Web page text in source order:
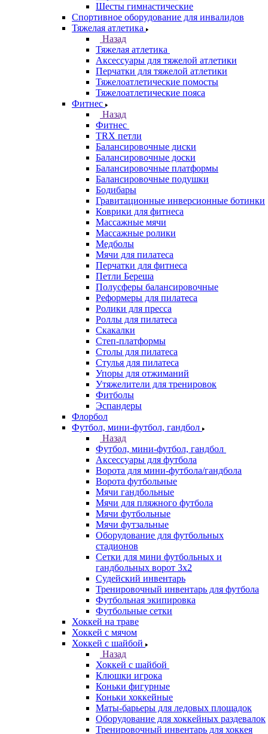
Шесты гимнастические
Спортивное оборудование для инвалидов
Тяжелая атлетика
Назад
Тяжелая атлетика
Аксессуары для тяжелой атлетики
Перчатки для тяжелой атлетики
Тяжелоатлетические помосты
Тяжелоатлетические пояса
Фитнес
Назад
Фитнес
TRX петли
Балансировочные диски
Балансировочные доски
Балансировочные платформы
Балансировочные подушки
Бодибары
Гравитационные инверсионные ботинки
Коврики для фитнеса
Массажные мячи
Массажные ролики
Медболы
Мячи для пилатеса
Перчатки для фитнеса
Петли Береша
Полусферы балансировочные
Реформеры для пилатеса
Ролики для пресса
Роллы для пилатеса
Скакалки
Степ-платформы
Столы для пилатеса
Стулья для пилатеса
Упоры для отжиманий
Утяжелители для тренировок
Фитболы
Эспандеры
Флорбол
Футбол, мини-футбол, гандбол
Назад
Футбол, мини-футбол, гандбол
Аксессуары для футбола
Ворота для мини-футбола/гандбола
Ворота футбольные
Мячи гандбольные
Мячи для пляжного футбола
Мячи футбольные
Мячи футзальные
Оборудование для футбольных
стадионов
Сетки для мини футбольных и
гандбольных ворот 3х2
Судейский инвентарь
Тренировочный инвентарь для футбола
Футбольная экипировка
Футбольные сетки
Хоккей на траве
Хоккей с мячом
Хоккей с шайбой
Назад
Хоккей с шайбой
Клюшки игрока
Коньки фигурные
Коньки хоккейные
Маты-барьеры для ледовых площадок
Оборудование для хоккейных раздевалок
Тренировочный инвентарь для хоккея